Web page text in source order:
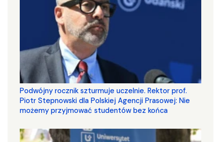
Podwójny rocznik szturmuje uczelnie. Rektor prof.
Piotr Stepnowski dla Polskiej Agencji Prasowej: Nie
możemy przyjmować studentów bez końca